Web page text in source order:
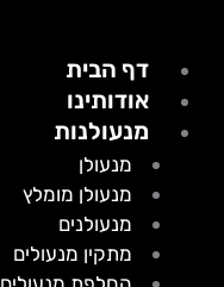
דף הבית
אודותינו
מנעולנות
מנעולן
מנעולן מומלץ
מנעולנים
מתקין מנעולים